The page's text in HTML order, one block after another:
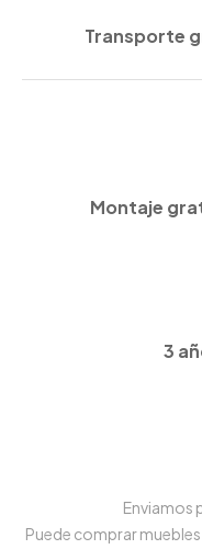
Transporte
Montaje
3
Enviamos
Puede comprar